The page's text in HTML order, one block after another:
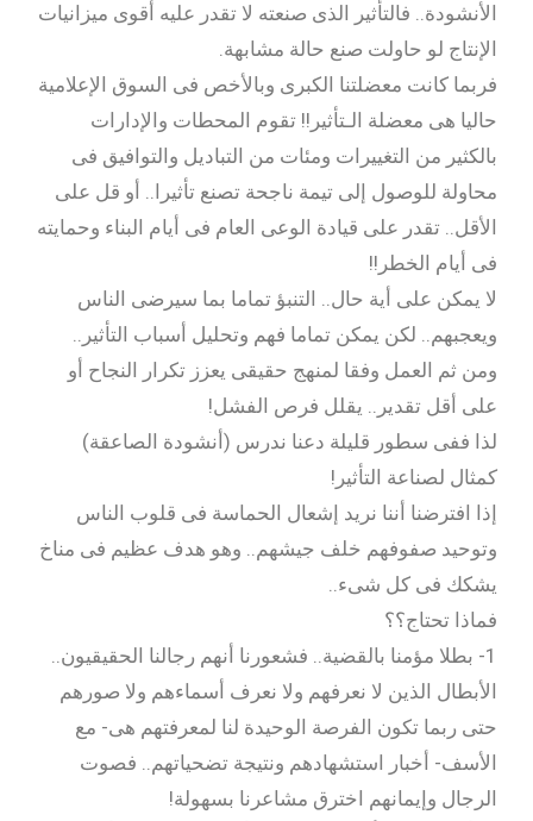
الأنشودة.. فالتأثير الذى صنعته لا تقدر عليه أقوى ميزانيات
الإنتاج لو حاولت صنع حالة مشابهة.
فربما كانت معضلتنا الكبرى وبالأخص فى السوق الإعلامية
حاليا هى معضلة الـتأثير!! تقوم المحطات والإدارات
بالكثير من التغييرات ومئات من التباديل والتوافيق فى
محاولة للوصول إلى تيمة ناجحة تصنع تأثيرا.. أو قل على
الأقل.. تقدر على قيادة الوعى العام فى أيام البناء وحمايته
فى أيام الخطر!!
لا يمكن على أية حال.. التنبؤ تماما بما سيرضى الناس
ويعجبهم.. لكن يمكن تماما فهم وتحليل أسباب التأثير..
ومن ثم العمل وفقا لمنهج حقيقى يعزز تكرار النجاح أو
على أقل تقدير.. يقلل فرص الفشل!
لذا ففى سطور قليلة دعنا ندرس (أنشودة الصاعقة)
كمثال لصناعة التأثير!
إذا افترضنا أننا نريد إشعال الحماسة فى قلوب الناس
وتوحيد صفوفهم خلف جيشهم.. وهو هدف عظيم فى مناخ
يشكك فى كل شىء..
فماذا تحتاج؟؟
1- بطلا مؤمنا بالقضية.. فشعورنا أنهم رجالنا الحقيقيون..
الأبطال الذين لا نعرفهم ولا نعرف أسماءهم ولا صورهم
حتى ربما تكون الفرصة الوحيدة لنا لمعرفتهم هى- مع
الأسف- أخبار استشهادهم ونتيجة تضحياتهم.. فصوت
الرجال وإيمانهم اخترق مشاعرنا بسهولة!